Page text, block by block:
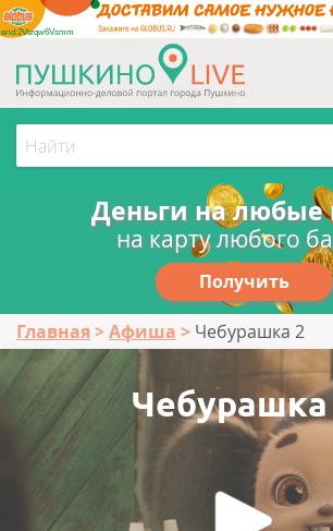
erid:2Vtzqw6Vsmm
Деньги на любые
на карту любого
Получить
Главная Афиша Чебурашка 2
Чебурашка